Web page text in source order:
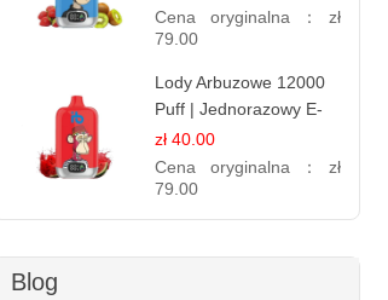
Mieszanka
Cena oryginalna： zł
79.00
Lody Arbuzowe 12000
Puff | Jednorazowy E-
papieros | Deserowy
Smak
zł 40.00
Cena oryginalna： zł
79.00
Blog